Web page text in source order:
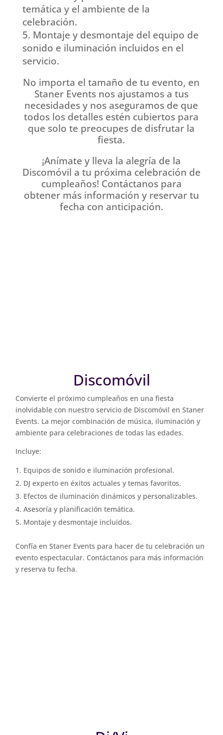
temática y el ambiente de la
celebración.
Montaje y desmontaje del equipo de
sonido e iluminación incluidos en el
servicio.
No importa el tamaño de tu evento, en
Staner Events nos ajustamos a tus
necesidades y nos aseguramos de que
todos los detalles estén cubiertos para
que solo te preocupes de disfrutar la
fiesta.
¡Anímate y lleva la alegría de la
Discomóvil a tu próxima celebración de
cumpleaños! Contáctanos para
obtener más información y reservar tu
fecha con anticipación.
Discomóvil
Convierte el próximo cumpleaños en una fiesta
inolvidable con nuestro servicio de Discomóvil en Staner
Events. La mejor combinación de música, iluminación y
ambiente para celebraciones de todas las edades.
Incluye:
Equipos de sonido e iluminación profesional.
DJ experto en éxitos actuales y temas favoritos.
Efectos de iluminación dinámicos y personalizables.
Asesoría y planificación temática.
Montaje y desmontaje incluidos.
Confía en Staner Events para hacer de tu celebración un
evento espectacular. Contáctanos para más información
y reserva tu fecha.